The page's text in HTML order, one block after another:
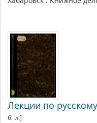
Лекции по
б. и.]